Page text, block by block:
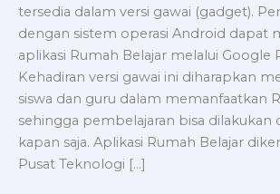
tersedia dalam versi gawai (gadget).
dengan sistem operasi Android dapat
aplikasi Rumah Belajar melalui Google
Kehadiran versi gawai ini diharapkan
siswa dan guru dalam memanfaatkan
sehingga pembelajaran bisa dilakukan
kapan saja. Aplikasi Rumah Belajar
Pusat Teknologi […]